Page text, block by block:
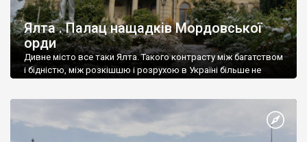
Ялта . Палац нащадків Мордовської
орди
Дивне місто все таки Ялта. Такого контрасту між багатством
і бідністю, між розкішшю і розрухою в Україні більше не